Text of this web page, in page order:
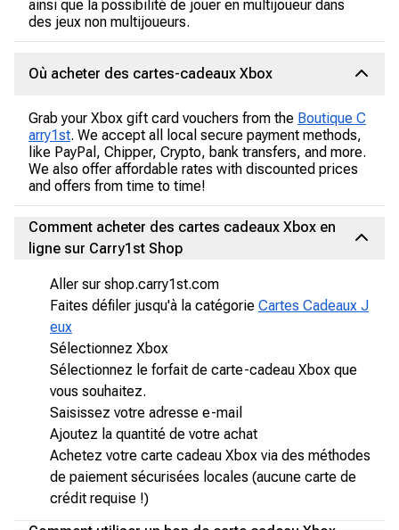
ainsi que la possibilité de jouer en multijoueur dans
des jeux non multijoueurs.
Où acheter des cartes-cadeaux Xbox
Grab your Xbox gift card vouchers from the Boutique C
arry1st. We accept all local secure payment methods,
like PayPal, Chipper, Crypto, bank transfers, and more.
We also offer affordable rates with discounted prices
and offers from time to time!
Comment acheter des cartes cadeaux Xbox en
ligne sur Carry1st Shop
Aller sur shop.carry1st.com
Faites défiler jusqu'à la catégorie Cartes Cadeaux J
eux
Sélectionnez Xbox
Sélectionnez le forfait de carte-cadeau Xbox que
vous souhaitez.
Saisissez votre adresse e-mail
Ajoutez la quantité de votre achat
Achetez votre carte cadeau Xbox via des méthodes
de paiement sécurisées locales (aucune carte de
crédit requise !)